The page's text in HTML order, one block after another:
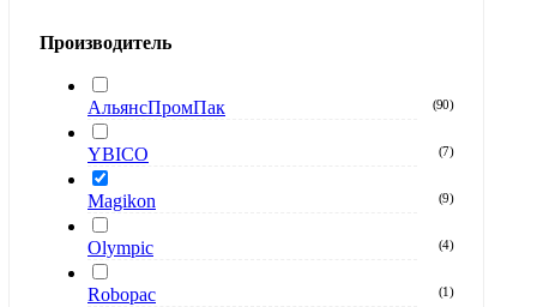
Производитель
АльянсПромПак (90)
YBICO (7)
Magikon (9)
Olympic (4)
Robopac (1 )